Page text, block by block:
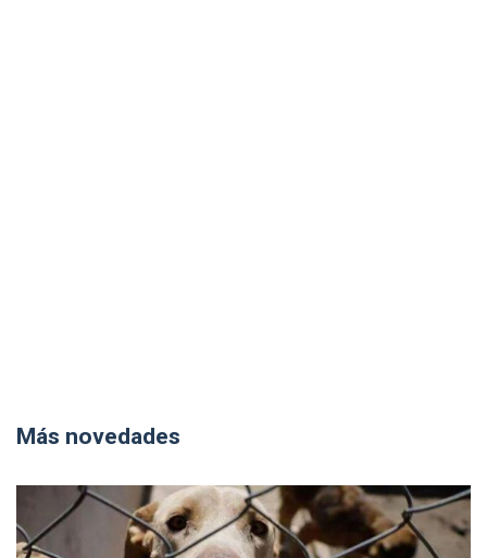
Más novedades